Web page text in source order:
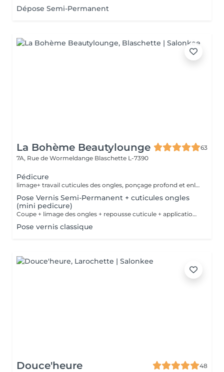
Dépose Semi-Permanent
La Bohème Beautylounge
63
7A, Rue de Wormeldange Blaschette L-7390
Pédicure
limage+ travail cuticules des ongles, ponçage profond et enlèvement des peaux mortes des pieds + peeling
Pose Vernis Semi-Permanent + cuticules ongles
(mini pedicure)
Coupe + limage des ongles + repousse cuticule + application vernis semi-permanent ( contrairement à la pédicure complète on ne travaille pas les peaux ni les talons des pieds)
Pose vernis classique
Douce'heure
48